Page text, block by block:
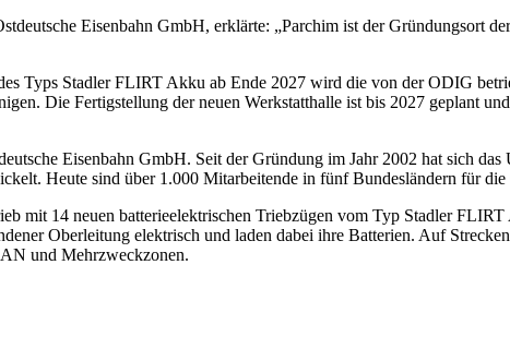
Eisenbahn GmbH, erklärte: „Parchim ist der Gründungsort
Typs Stadler FLIRT Akku ab Ende 2027 wird die von der ODIG
Die Fertigstellung der neuen Werkstatthalle ist bis 2027 geplant
Eisenbahn GmbH. Seit der Gründung im Jahr 2002 hat sich
Heute sind über 1.000 Mitarbeitende in fünf Bundesländern für
mit 14 neuen batterieelektrischen Triebzügen vom Typ Stadler
Oberleitung elektrisch und laden dabei ihre Batterien. Auf
und Mehrzweckzonen.